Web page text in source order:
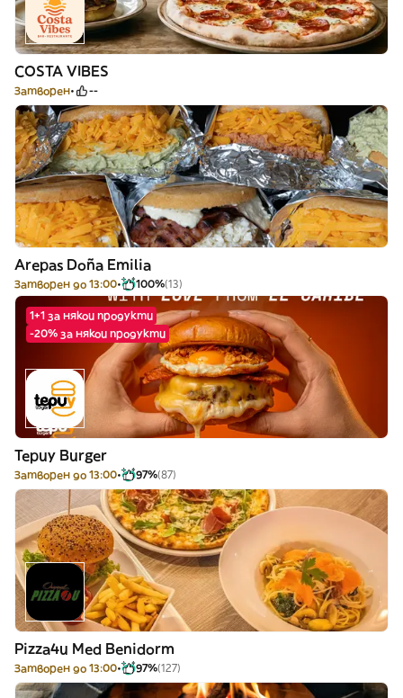
COSTA VIBES
Затворен --
Arepas Doña Emilia
Затворен до 13:00 100%(13)
1+1 за някои продукти
-20% за някои продукти
Tepuy Burger
Затворен до 13:00 97%(87)
Pizza4u Med Benidorm
Затворен до 13:00 97%(127)